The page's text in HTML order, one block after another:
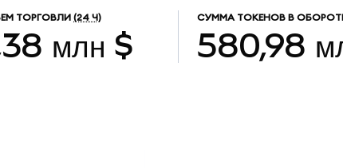
ТОРГОВЛИ (24 Ч)
млн $
СУММА ТОКЕНОВ В
580,98